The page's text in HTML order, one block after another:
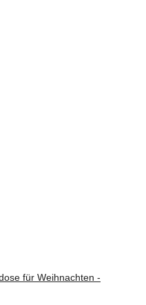
für Weihnachten -